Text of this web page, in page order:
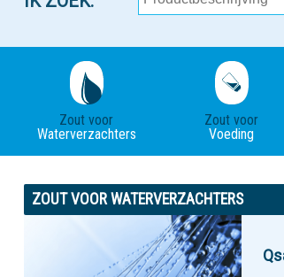
Zout voor
Waterverzachters
Zout voor
Voeding
ZOUT VOOR WATERVERZACHTERS